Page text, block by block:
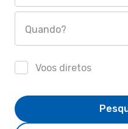
Quando?
Voos diretos